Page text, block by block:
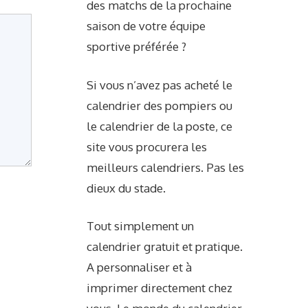
des matchs de la prochaine
saison de votre équipe
sportive préférée ?
Si vous n’avez pas acheté le
calendrier des pompiers ou
le calendrier de la poste, ce
site vous procurera les
meilleurs calendriers. Pas les
dieux du stade.
Tout simplement un
calendrier gratuit et pratique.
A personnaliser et à
imprimer directement chez